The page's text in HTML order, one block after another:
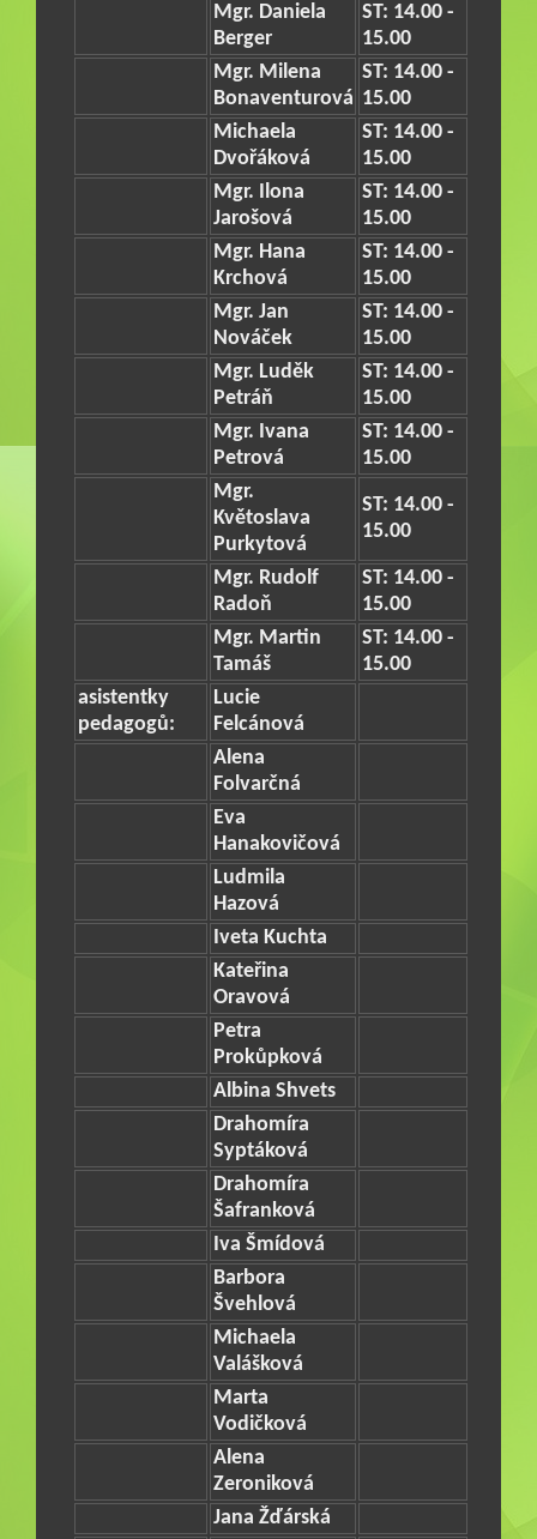
Mgr. Daniela
Berger
ST: 14.00 -
15.00
Mgr. Milena
Bonaventurová
ST: 14.00 -
15.00
Michaela
Dvořáková
ST: 14.00 -
15.00
Mgr. Ilona
Jarošová
ST: 14.00 -
15.00
Mgr. Hana
Krchová
ST: 14.00 -
15.00
Mgr. Jan
Nováček
ST: 14.00 -
15.00
Mgr. Luděk
Petráň
ST: 14.00 -
15.00
Mgr. Ivana
Petrová
ST: 14.00 -
15.00
Mgr.
Květoslava
Purkytová
ST: 14.00 -
15.00
Mgr. Rudolf
Radoň
ST: 14.00 -
15.00
Mgr. Martin
Tamáš
ST: 14.00 -
15.00
asistentky
pedagogů:
Lucie
Felcánová
Alena
Folvarčná
Eva
Hanakovičová
Ludmila
Hazová
Iveta Kuchta
Kateřina
Oravová
Petra
Prokůpková
Albina Shvets
Drahomíra
Syptáková
Drahomíra
Šafranková
Iva Šmídová
Barbora
Švehlová
Michaela
Valášková
Marta
Vodičková
Alena
Zeroniková
Jana Žďárská